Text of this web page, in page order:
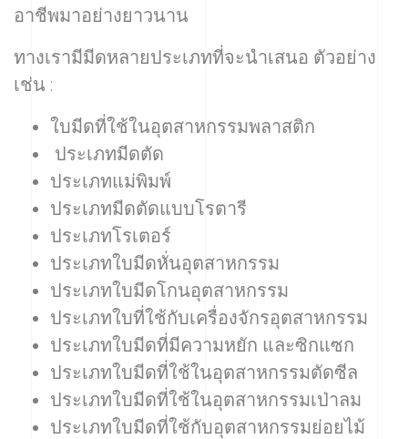
อาชีพมาอย่างยาวนาน
ทางเรามีมีดหลายประเภทที่จะนำเสนอ ตัวอย่าง
เช่น :
ใบมีดที่ใช้ในอุตสาหกรรมพลาสติก
ประเภทมีดตัด
ประเภทแม่พิมพ์
ประเภทมีดตัดแบบโรตารี
ประเภทโรเตอร์
ประเภทใบมีดหั่นอุตสาหกรรม
ประเภทใบมีดโกนอุตสาหกรรม
ประเภทใบที่ใช้กับเครื่องจักรอุตสาหกรรม
ประเภทใบมีดที่มีความหยัก และซิกแซก
ประเภทใบมีดที่ใช้ในอุตสาหกรรมตัดซีล
ประเภทใบมีดที่ใช้ในอุตสาหกรรมเป่าลม
ประเภทใบมีดที่ใช้กับอุตสาหกรรมย่อยไม้